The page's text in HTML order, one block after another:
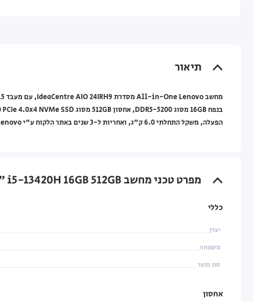
תיאור
הפעלה, משקל התחלתי 6.0 ק"ג, ואחריות ל-3 שנים באתר הלקוח ע"י Lenovo.
מפרט טכני מחשב All-in-One Lenovo IdeaCentre 23.8" i5-13420H 16GB 512GB — (אפור) Cloud Grey (כולל מסך מגע)
כללי
יצרן
משפחה
סוג מוצר
אחסון